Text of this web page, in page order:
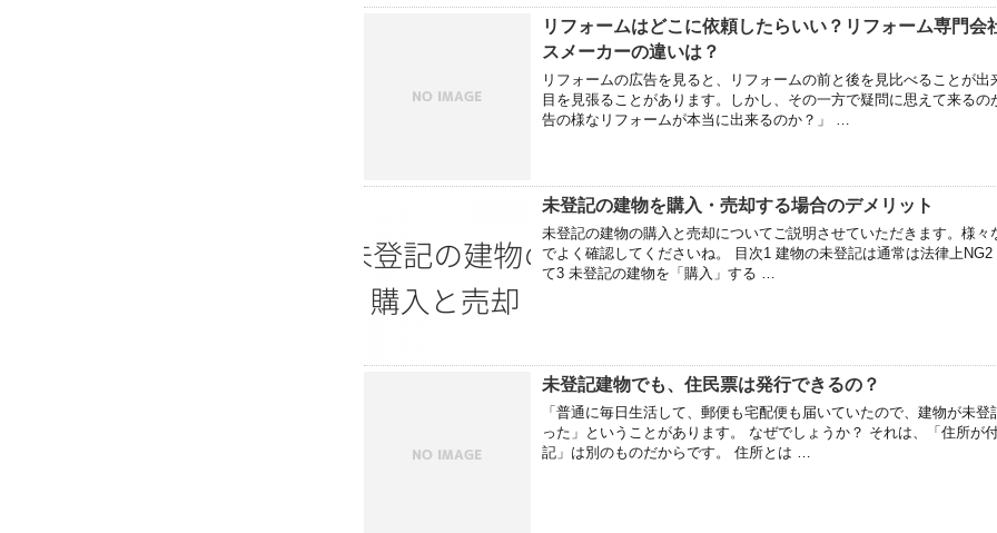
リフォームはどこに依頼したらいい？リフォーム専門会
スメーカーの違いは？
リフォームの広告を見ると、リフォームの前と後を見比べることが出
目を見張ることがあります。しかし、その一方で疑問に思えて来るの
告の様なリフォームが本当に出来るのか？」 …
未登記の建物を購入・売却する場合のデメリット
未登記の建物の購入と売却についてご説明させていただきます。様々
でよく確認してくださいね。 目次1 建物の未登記は通常は法律上
て3 未登記の建物を「購入」する …
未登記建物でも、住民票は発行できるの？
「普通に毎日生活して、郵便も宅配便も届いていたので、建物が未
った」ということがあります。 なぜでしょうか？ それは、「住所が
記」は別のものだからです。 住所とは …